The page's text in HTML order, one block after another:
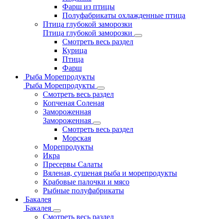
Фарш из птицы
Полуфабрикаты охлажденные птица
Птица глубокой заморозки
Птица глубокой заморозки
Смотреть весь раздел
Курица
Птица
Фарш
Рыба Морепродукты
Рыба Морепродукты
Смотреть весь раздел
Копченая Соленая
Замороженная
Замороженная
Смотреть весь раздел
Морская
Морепродукты
Икра
Пресервы Салаты
Вяленая, сушеная рыба и морепродукты
Крабовые палочки и мясо
Рыбные полуфабрикаты
Бакалея
Бакалея
Смотреть весь раздел